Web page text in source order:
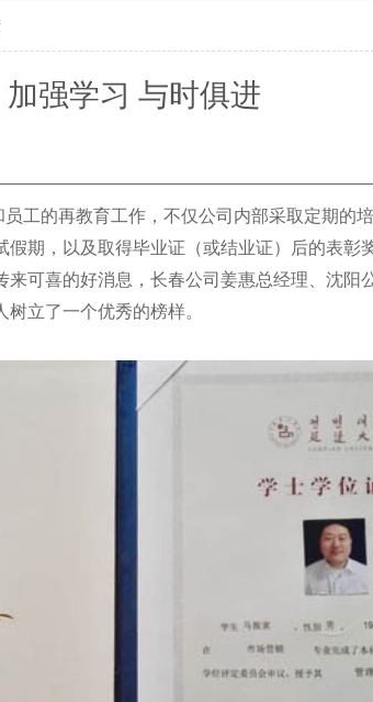
加强学习 与时俱进
工的再教育工作，不仅公司内部采取定期的
期，以及取得毕业证（或结业证）后的表彰
可喜的好消息，长春公司姜惠总经理、沈阳
立了一个优秀的榜样。